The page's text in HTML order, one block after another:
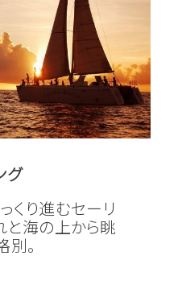
グ
くり進むセーリ
と海の上から眺
別。